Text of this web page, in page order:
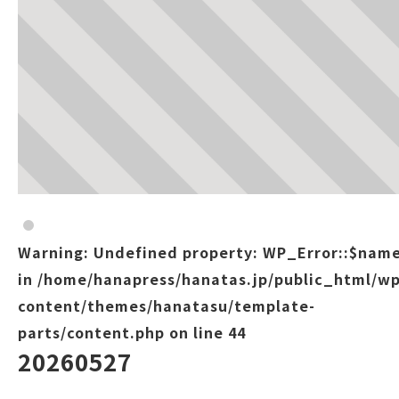
Warning: Undefined property:
in /home/hanapress/hanatas.jp/public_html/
content/themes/hanatasu/template-
parts/content.php on line 44
20260527